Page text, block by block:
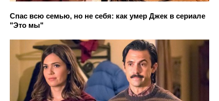
Спас всю семью, но не себя: как умер Джек в сериале
"Это мы"